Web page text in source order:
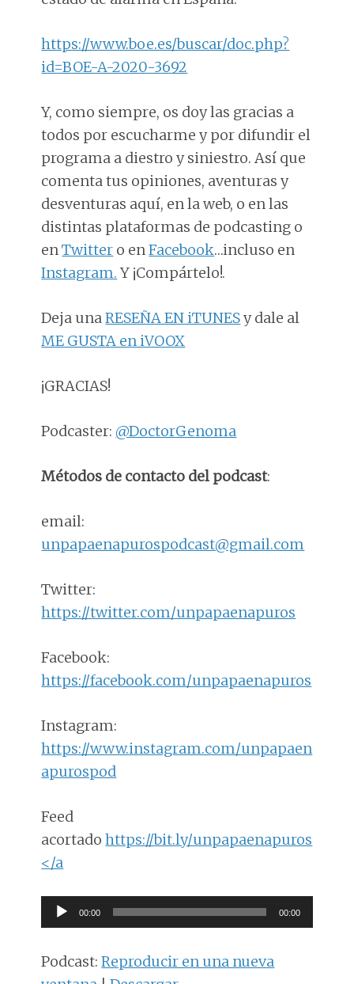
https://www.boe.es/buscar/doc.php?
id=BOE-A-2020-3692
Y, como siempre, os doy las gracias a
todos por escucharme y por difundir el
programa a diestro y siniestro. Así que
comenta tus opiniones, aventuras y
desventuras aquí, en la web, o en las
distintas plataformas de podcasting o
enTwitter o enFacebook…incluso en
Instagram. Y ¡Compártelo!.
Deja unaRESEÑA EN iTUNESy dale al
ME GUSTA en iVOOX
¡GRACIAS!
Podcaster: @DoctorGenoma
Métodos de contacto del podcast:
email:
unpapaenapurospodcast@gmail.com
Twitter:
https://twitter.com/unpapaenapuros
Facebook:
https://facebook.com/unpapaenapuros
Instagram:
https://www.instagram.com/unpapaen
apurospod
Feed
acortadohttps://bit.ly/unpapaenapuros
</a
Reproductor
de
audio
00:00 00:00
Podcast:Reproducir en una nueva